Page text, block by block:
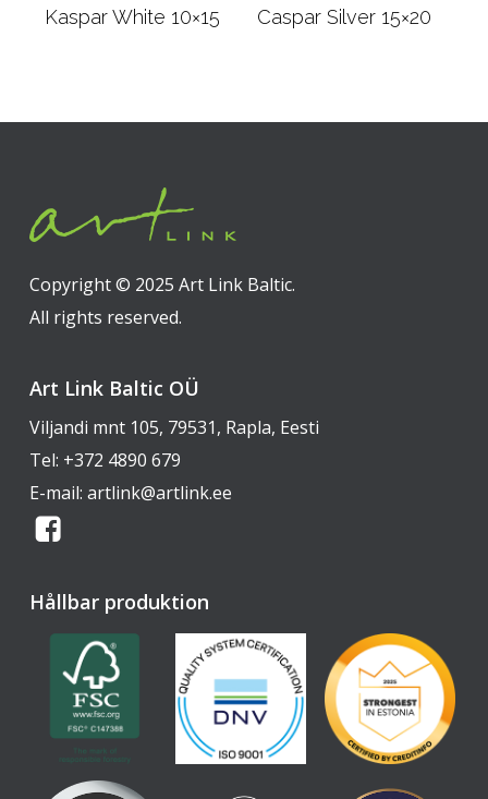
Läs mer
Kaspar White 10×15 Läs mer
Caspar Silver 15×20
Copyright © 2025 Art Link Baltic.
All rights reserved.
Art Link Baltic OÜ
Viljandi mnt 105, 79531, Rapla, Eesti
Tel: +372 4890 679
E-mail: artlink@artlink.ee
Hållbar produktion